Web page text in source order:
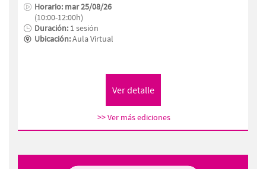
Horario: mar 25/08/26
(10:00-12:00h)
Duración: 1 sesión
Ubicación:Aula Virtual
>> Ver más ediciones